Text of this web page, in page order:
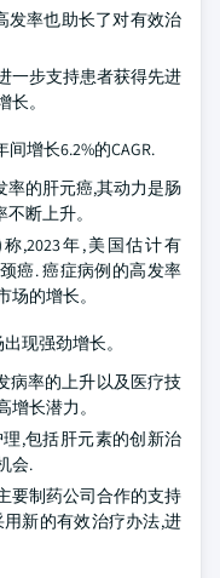
发率也助长了对有效治
一步支持患者获得先进
。
增长6.2%的CAGR.
率的肝元癌,其动力是肠
断上升。
,2023年,美国估计有
癌. 癌症病例的高发率
的增长。
现强劲增长。
病率的上升以及医疗技
长潜力。
,包括肝元素的创新治
会.
要制药公司合作的支持
新的有效治疗办法,进